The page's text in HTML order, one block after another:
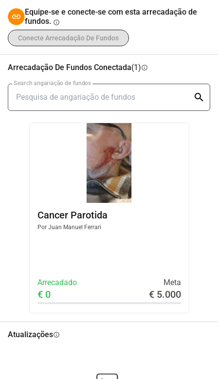
Equipe-se e conecte-se com esta arrecadação de
fundos. info
Conecte Arrecadação De Fundos
Arrecadação De Fundos Conectada(1)info
Search angariação de fundos
Cancer Parotida
PorJuan Manuel Ferrari
Arrecadado Meta
€ 0 € 5.000
Atualizaçõesinfo